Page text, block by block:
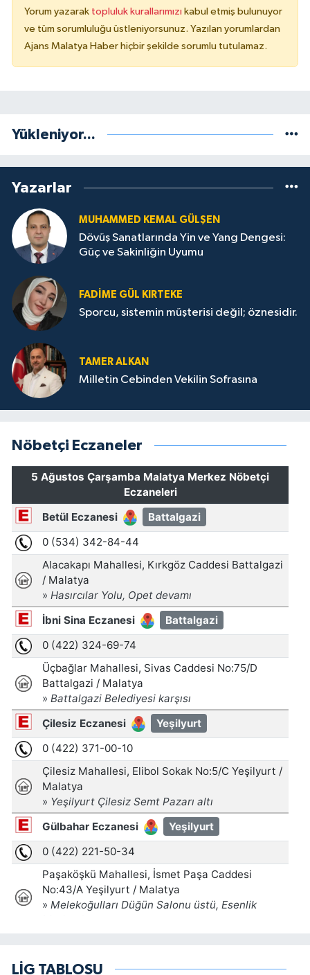
Yorum yazarak topluluk kurallarımızı kabul etmiş bulunuyor
ve tüm sorumluluğu üstleniyorsunuz. Yazılan yorumlardan
Ajans Malatya Haber hiçbir şekilde sorumlu tutulamaz.
Yükleniyor...
Yazarlar
MUHAMMED KEMAL GÜLŞEN
Dövüş Sanatlarında Yin ve Yang Dengesi:
Güç ve Sakinliğin Uyumu
FADIME GÜL KIRTEKE
Sporcu, sistemin müşterisi değil; öznesidir.
TAMER ALKAN
Milletin Cebinden Vekilin Sofrasına
Nöbetçi Eczaneler
LİG TABLOSU